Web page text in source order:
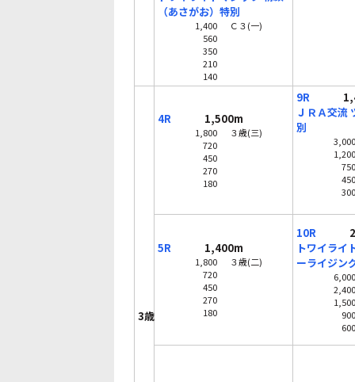
（あさがお）特別
1,400
560
350
210
140
Ｃ３(一)
3歳
4R 1,500m
1,800
720
450
270
180
３歳(三)
9R
ＪＲＡ交流
別
3,000
1,200
750
450
300
5R 1,400m
1,800
720
450
270
180
３歳(二)
10R
トワイライ
ーライジン
6,000
2,400
1,500
900
600